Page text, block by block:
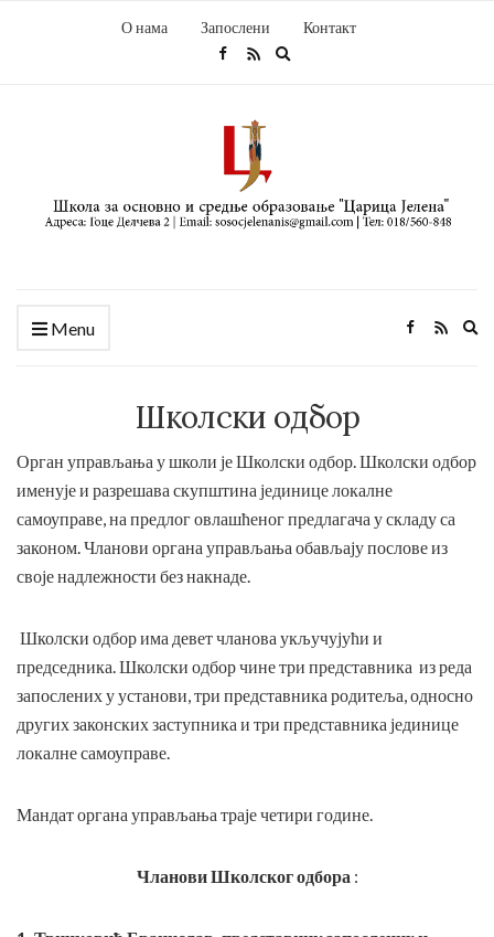
О нама Запослени Контакт
Menu
Школски одбор
Орган управљања у школи је Школски одбор. Школски одбор
именује и разрешава скупштина јединице локалне
самоуправе, на предлог овлашћеног предлагача у складу са
законом. Чланови органа управљања обављају послове из
своје надлежности без накнаде.
Школски одбор има девет чланова укључујући и
председника. Школски одбор чине три представника из реда
запослених у установи, три представника родитеља, односно
других законских заступника и три представника јединице
локалне самоуправе.
Мандат органа управљања траје четири године.
Чланови Школског одбора :